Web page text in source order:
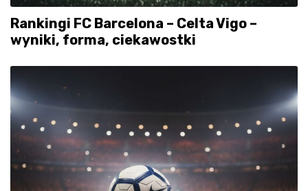
Rankingi FC Barcelona – Celta Vigo –
wyniki, forma, ciekawostki